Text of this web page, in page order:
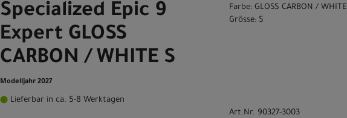
Specialized Epic 9
Expert GLOSS
CARBON / WHITE S
Modelljahr 2027
Lieferbar in ca. 5-8 Werktagen
Farbe: GLOSS CARBON / WHITE
Grösse: S
Art.Nr. 90327-3003